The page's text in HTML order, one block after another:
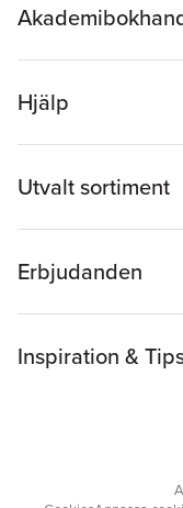
Hjälp
Utvalt sortiment
Erbjudanden
Inspiration &